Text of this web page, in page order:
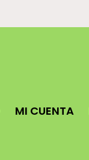
MI CUENTA